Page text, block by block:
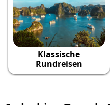
Klassische
Rundreisen